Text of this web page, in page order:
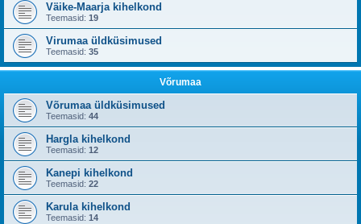
Väike-Maarja kihelkond
Teemasid: 19
Virumaa üldküsimused
Teemasid: 35
Võrumaa
Võrumaa üldküsimused
Teemasid: 44
Hargla kihelkond
Teemasid: 12
Kanepi kihelkond
Teemasid: 22
Karula kihelkond
Teemasid: 14